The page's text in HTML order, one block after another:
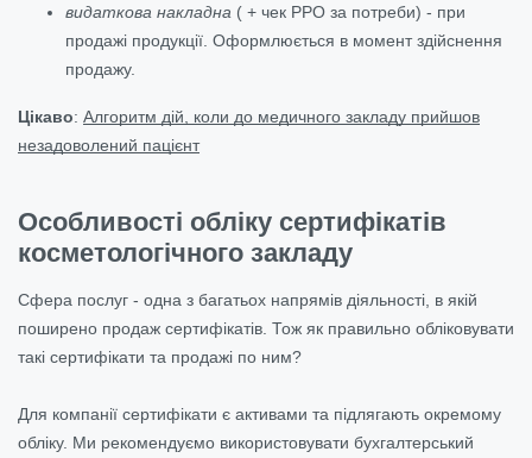
видаткова накладна ( + чек РРО за потреби) - при
продажі продукції. Оформлюється в момент здійснення
продажу.
Цікаво: Алгоритм дій, коли до медичного закладу прийшов
незадоволений пацієнт
Особливості обліку сертифікатів
косметологічного закладу
Сфера послуг - одна з багатьох напрямів діяльності, в якій
поширено продаж сертифікатів. Тож як правильно обліковувати
такі сертифікати та продажі по ним?
Для компанії сертифікати є активами та підлягають окремому
обліку. Ми рекомендуємо використовувати бухгалтерський